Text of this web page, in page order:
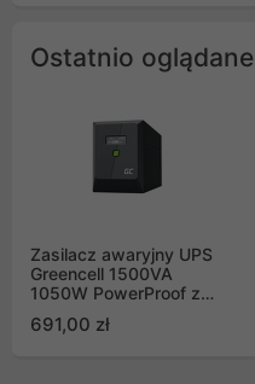
Ostatnio oglądane
Zasilacz awaryjny UPS
Greencell 1500VA
1050W PowerProof z
691,00 zł